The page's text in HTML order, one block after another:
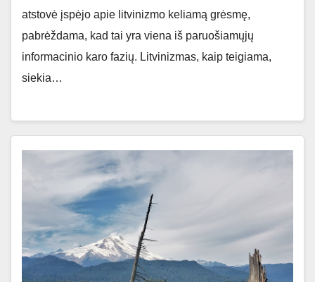
atstovė įspėjo apie litvinizmo keliamą grėsmę,
pabrėždama, kad tai yra viena iš paruošiamųjų
informacinio karo fazių. Litvinizmas, kaip teigiama,
siekia…